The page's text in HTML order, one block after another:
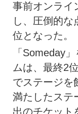
事前オンライ
し、圧倒的な
位となった。
「Someday
ムは、最終2
でステージを
満たしたステ
出のチケット